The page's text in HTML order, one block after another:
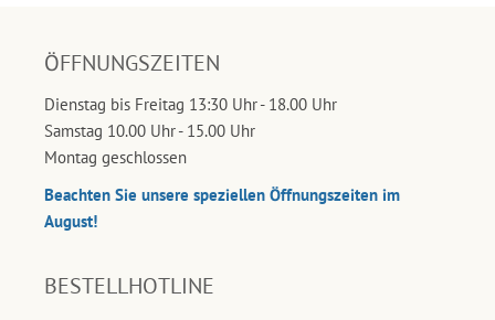
ÖFFNUNGSZEITEN
Dienstag bis Freitag 13:30 Uhr - 18.00 Uhr
Samstag 10.00 Uhr - 15.00 Uhr
Montag geschlossen
Beachten Sie unsere speziellen Öffnungszeiten im
August!
BESTELLHOTLINE